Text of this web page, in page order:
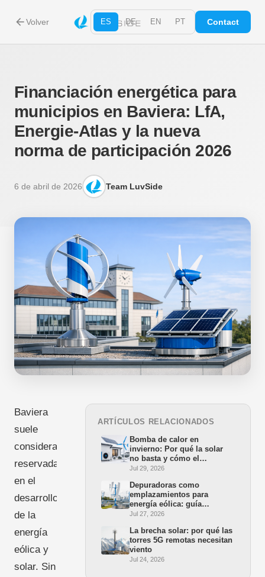
arrow_backVolver ES DE EN PT Contact
Financiación energética para
municipios en Baviera: LfA,
Energie-Atlas y la nueva
norma de participación 2026
6 de abril de 2026 Team LuvSide
Baviera
suele
considerarse
reservada
en el
desarrollo
de la
energía
eólica y
solar. Sin
ARTÍCULOS RELACIONADOS
Bomba de calor en
invierno: Por qué la solar
no basta y cómo el
minieólico cierra la brecha
Jul 29, 2026
Depuradoras como
emplazamientos para
energía eólica: guía
práctica para alcaldes y
Jul 27, 2026
La brecha solar: por qué las
torres 5G remotas necesitan
viento
Jul 24, 2026